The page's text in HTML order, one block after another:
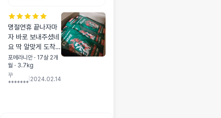
⭐️ 개봉하는 방식은
쳐서 찢기 쉽도록 되
어있어요. 오픈 하자
마자 아주 맛있는 냄
새가 나요. 물을 넣
지않아 수분함량이
낮은만큼 다른습식
명절연휴 끝나자마
자 바로 보내주셨네
요 딱 알맞게 도착!!!
굿씨 소분되어있어
서 더좋고 할인받아
포인트로사서 더 기
포메라니안 · 17살 2개
월 · 3.7kg
꾸
*******
2024.02.14